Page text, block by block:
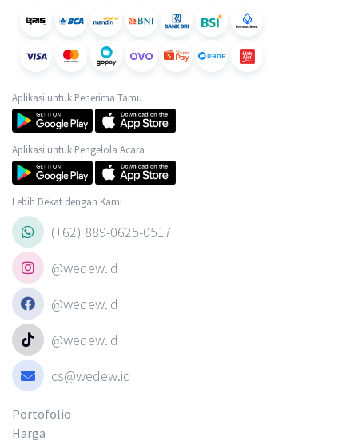
Aplikasi untuk Penerima Tamu
Aplikasi untuk Pengelola Acara
Lebih Dekat dengan Kami
(+62) 889-0625-0517
@wedew.id
@wedew.id
@wedew.id
cs@wedew.id
Portofolio
Harga